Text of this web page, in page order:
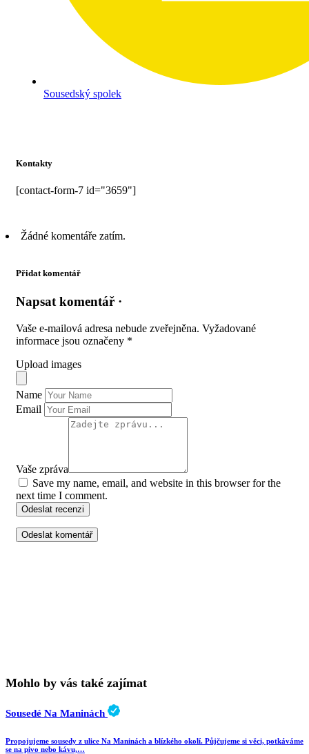
Sousedský spolek
Kontakty
[contact-form-7 id="3659"]
Žádné komentáře zatím.
Přidat komentář
Napsat komentář ·
Vaše e-mailová adresa nebude zveřejněna. Vyžadované
informace jsou označeny *
Upload images
Name
Email
Vaše zpráva
Save my name, email, and website in this browser for the
next time I comment.
Odeslat recenzi
Mohlo by vás také zajímat
Sousedé Na Maninách
Propojujeme sousedy z ulice Na Maninách a blízkého okolí. Půjčujeme si věci, potkáváme
se na pivo nebo kávu,…